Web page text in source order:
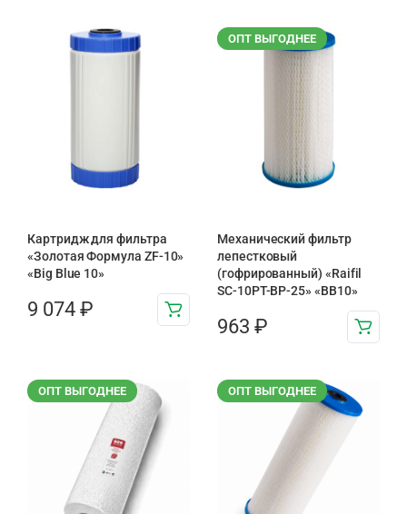
Картридж для фильтра
«Золотая Формула ZF-10»
«Big Blue 10»
9 074 ₽
ОПТ ВЫГОДНЕЕ
Механический фильтр
лепестковый
(гофрированный) «Raifil
SC-10PT-ВР-25» «BB10»
963 ₽
ОПТ ВЫГОДНЕЕ ОПТ ВЫГОДНЕЕ